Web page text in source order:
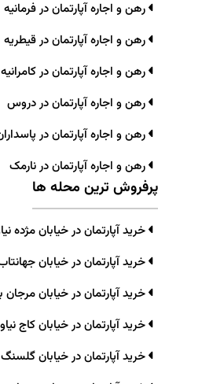
رهن و اجاره آپارتمان در فرمانیه
رهن و اجاره آپارتمان در قیطریه
رهن و اجاره آپارتمان در کامرانیه
رهن و اجاره آپارتمان در دروس
رهن و اجاره آپارتمان در
رهن و اجاره آپارتمان در نارمک
پرفروش ترین محله ها
خرید آپارتمان در خیابان مژده
خرید آپارتمان در خیابان
خرید آپارتمان در خیابان مرجان
خرید آپارتمان در خیابان کاج
خرید آپارتمان در خیابان